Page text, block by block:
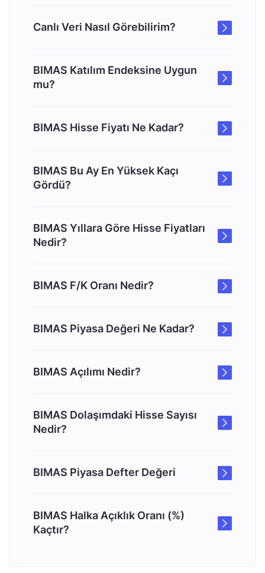
Canlı Veri Nasıl Görebilirim?
BIMAS Katılım Endeksine Uygun
mu?
BIMAS Hisse Fiyatı Ne Kadar?
BIMAS Bu Ay En Yüksek Kaçı
Gördü?
BIMAS Yıllara Göre Hisse Fiyatları
Nedir?
BIMAS F/K Oranı Nedir?
BIMAS Piyasa Değeri Ne Kadar?
BIMAS Açılımı Nedir?
BIMAS Dolaşımdaki Hisse Sayısı
Nedir?
BIMAS Piyasa Defter Değeri
BIMAS Halka Açıklık Oranı (%)
Kaçtır?